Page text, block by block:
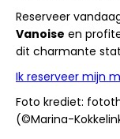
Reserveer
Vanoise en
dit charmante
Ik reserveer mijn
Foto krediet:
(©Marina-